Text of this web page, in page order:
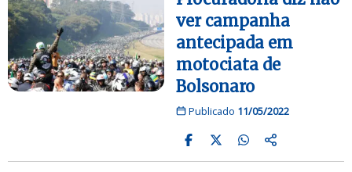
ver campanha
antecipada em
motociata de
Bolsonaro
Publicado 11/05/2022